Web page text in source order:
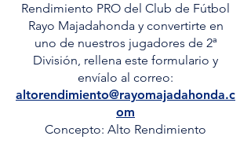
Rendimiento PRO del Club de Fútbol
Rayo Majadahonda y convertirte en
uno de nuestros jugadores de 2ª
División, rellena este formulario y
envíalo al correo:
altorendimiento@rayomajadahonda.c
om
Concepto: Alto Rendimiento